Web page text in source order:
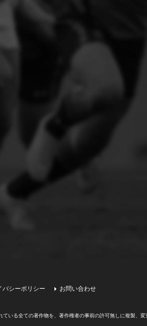
バシーポリシー お問い合わせ
ている全ての著作物を、著作権者の事前の許可無しに複製、変